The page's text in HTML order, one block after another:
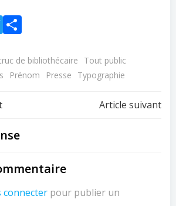
Twitter
de bibliothécaire
Tout public
Prénom Presse Typographie
Navigation
l’article
Article suivant
connecter pour publier un